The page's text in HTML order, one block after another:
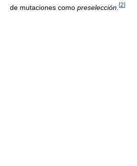
de mutaciones como preselección [2]